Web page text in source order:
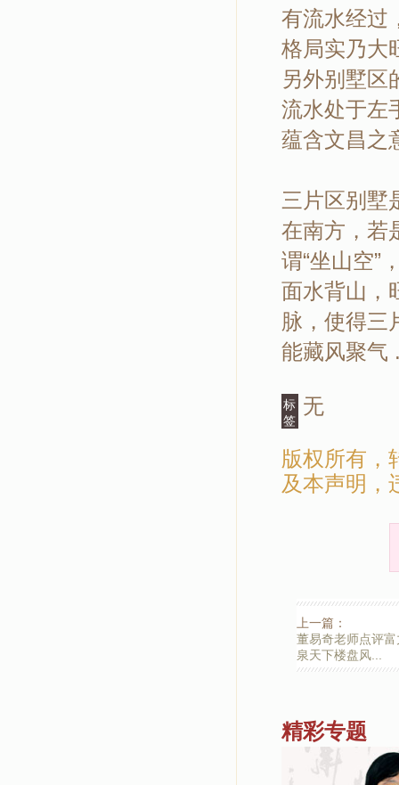
有流水经过
格局实乃大
另外别墅区
流水处于左
蕴含文昌之
三片区别墅
在南方，若
谓“坐山空”
面水背山，
脉，使得三
能藏风聚气
标
签
无
版权所有，
及本声明，
上一篇：
董易奇老师点评富
泉天下楼盘风...
精彩专题